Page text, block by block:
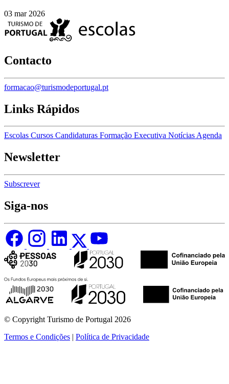
03 mar 2026
Contacto
formacao@turismodeportugal.pt
Links Rápidos
Escolas Cursos Candidaturas Formação Executiva NotíciasAgenda
Newsletter
Subscrever
Siga-nos
© Copyright Turismo de Portugal 2026
Termos e Condições | Política de Privacidade